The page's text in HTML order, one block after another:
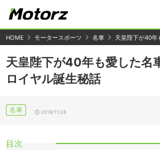
HOME モータースポーツ 名車 天皇陛下が40年
天皇陛下が40年も愛した名
ロイヤル誕生秘話
名車 2019/11/28
目次